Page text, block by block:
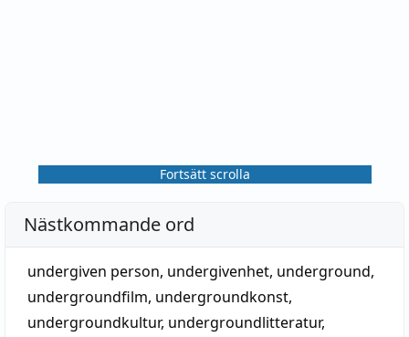
Fortsätt scrolla
Nästkommande ord
undergiven person, undergivenhet, underground,
undergroundfilm, undergroundkonst,
undergroundkultur, undergroundlitteratur,